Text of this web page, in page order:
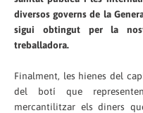
diversos governs de la
sigui obtingut per la
treballadora.
Finalment, les hienes del
del botí que
mercantilitzar els diners